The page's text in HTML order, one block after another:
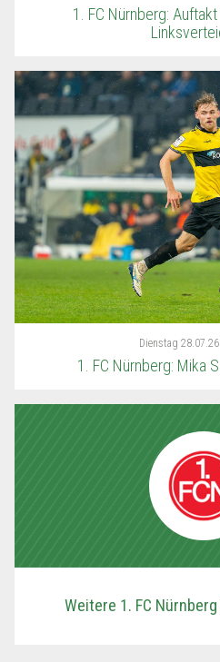
1. FC Nürnberg:
Dienstag
1. FC Nürnberg: Mika
Weitere 1. FC